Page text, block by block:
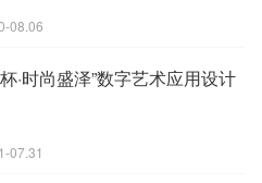
08.06
·时尚盛泽”数字艺术应用设计
07.31